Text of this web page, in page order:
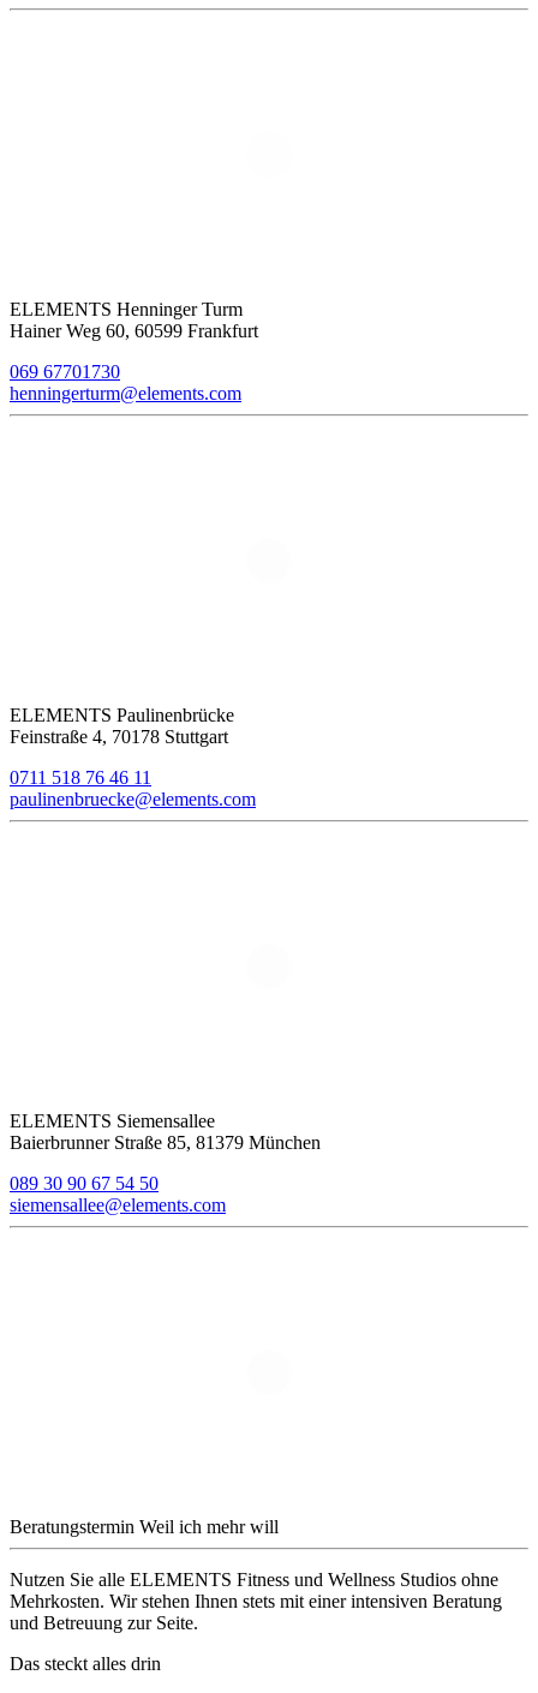
ELEMENTS Henninger Turm
Hainer Weg 60, 60599 Frankfurt
069 67701730
henningerturm@elements.com
ELEMENTS Paulinenbrücke
Feinstraße 4, 70178 Stuttgart
0711 518 76 46 11
paulinenbruecke@elements.com
ELEMENTS Siemensallee
Baierbrunner Straße 85, 81379 München
089 30 90 67 54 50
siemensallee@elements.com
Beratungstermin Weil ich mehr will
Nutzen Sie alle ELEMENTS Fitness und Wellness Studios ohne
Mehrkosten. Wir stehen Ihnen stets mit einer intensiven Beratung
und Betreuung zur Seite.
Das steckt alles drin